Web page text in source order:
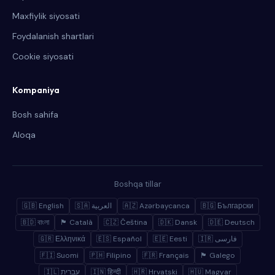
Maxfiylik siyosati
Foydalanish shartlari
Cookie siyosati
Kompaniya
Bosh sahifa
Aloqa
Boshqa tillar
🇬🇧 English 🇸🇦 العربية 🇦🇿 Azərbaycanca
🇧🇬 Български
🇧🇩 বাংলা
🏴 Català 🇨🇿 Čeština 🇩🇰 Dansk
🇩🇪 Deutsch
🇬🇷 Ελληνικά
🇪🇸 Español 🇪🇪 Eesti
🇮🇷 فارسی
🇫🇮 Suomi
🇵🇭 Filipino 🇫🇷 Français
🏴 Galego
🇮🇱 עברית
🇮🇳 हिन्दी 🇭🇷 Hrvatski 🇭🇺 Magyar